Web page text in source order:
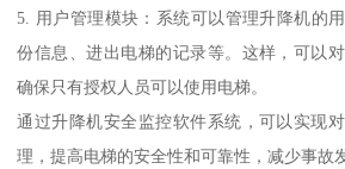
5. 用户管理模块：系统可以管理升降机的
份信息、进出电梯的记录等。这样，可以
确保只有授权人员可以使用电梯。
通过升降机安全监控软件系统，可以实现
理，提高电梯的安全性和可靠性，减少事故